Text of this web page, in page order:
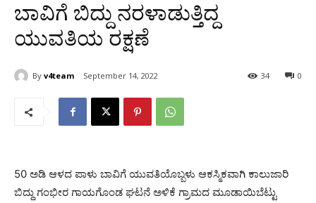
ಬಾವಿಗೆ ಬಿದ್ದು ನರಳಾಡುತ್ತಿದ್ದ
ಯುವತಿಯ ರಕ್ಷಣೆ
By v4team September 14, 2022 0
34
50 ಅಡಿ ಆಳದ ಪಾಳು ಬಾವಿಗೆ ಯುವತಿಯೊಬ್ಬಳು ಆಕಸ್ಮಿಕವಾಗಿ ಕಾಲುಜಾರಿ
ಬಿದ್ದು ಗಂಭೀರ ಗಾಯಗೊಂಡ ಘಟನೆ ಅಳಿಕೆ ಗ್ರಾಮದ ಮೂಡಾಯಿಬೆಟ್ಟು